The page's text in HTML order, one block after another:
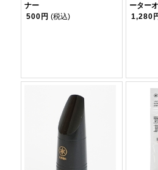
ナー
500円 (税込)
ーター
1,280